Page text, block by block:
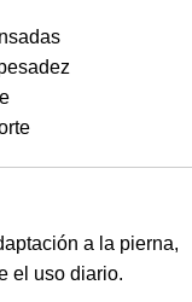
a la pierna,
el uso diario.